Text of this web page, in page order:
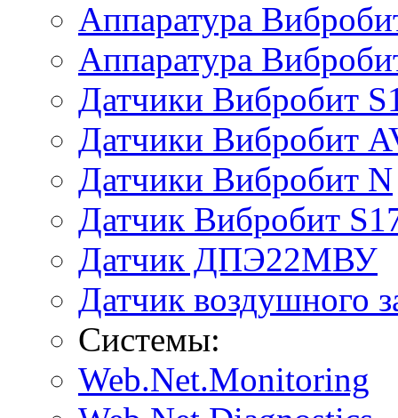
Аппаратура
Аппаратура
Датчики Вибробит
Датчики Вибробит
Датчики Вибробит N
Датчик Вибробит
Датчик ДПЭ22МВУ
Датчик воздушного
Системы:
Web.Net.Monitoring